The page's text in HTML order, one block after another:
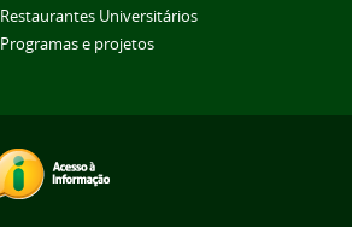
Restaurantes Universitários
Programas e projetos